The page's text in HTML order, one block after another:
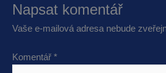
Napsat komentář
Vaše e-mailová adresa nebude
Komentář *